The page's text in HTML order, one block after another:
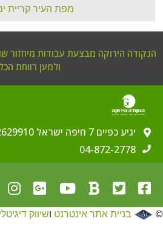
מפת העיר קריית
הנקודה הירוקה מבצעת עבודות מיחזור
ולמען רווחת
יגיע כפיים 7 חיפה ישראל 2629910
04-872-2778
© בניית אתר אינטרנט ושיווק דיגיטלי